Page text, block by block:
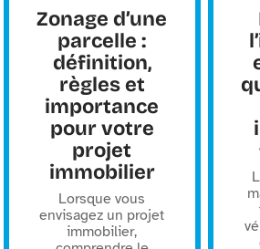
Zonage d’une
parcelle :
définition,
règles et
importance
pour votre
projet
immobilier
Lorsque vous
envisagez un projet
immobilier,